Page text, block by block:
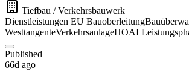
Tiefbau / Verkehrsbauwerk
Dienstleistungen EU Bauoberleitung
WesttangenteVerkehrsanlageHOAI
Published
66d ago